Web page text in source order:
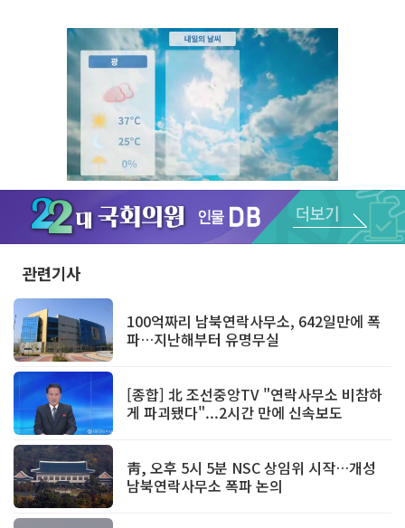
Unmute
관련기사
100억짜리 남북연락사무소, 642일만에 폭
파…지난해부터 유명무실
[종합] 北 조선중앙TV "연락사무소 비참하
게 파괴됐다"...2시간 만에 신속보도
靑, 오후 5시 5분 NSC 상임위 시작…개성
남북연락사무소 폭파 논의